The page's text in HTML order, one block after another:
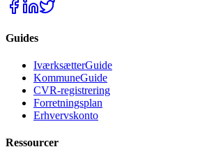
Guides
IværksætterGuide
KommuneGuide
CVR-registrering
Forretningsplan
Erhvervskonto
Ressourcer